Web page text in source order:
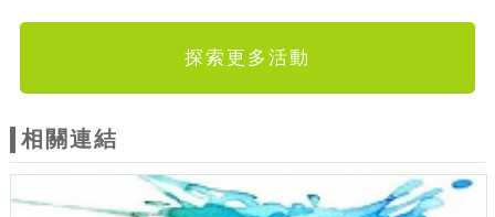
探索更多活動
相關連結